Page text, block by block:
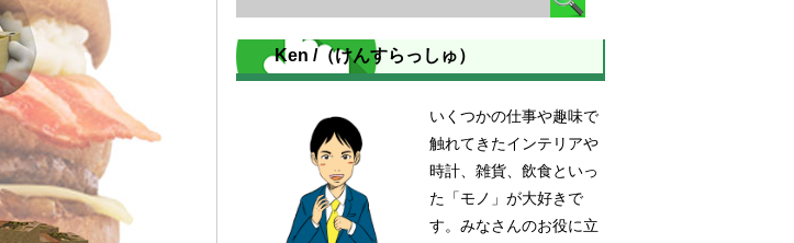
Ken /（けんすらっしゅ）
いくつかの仕事や趣味で
触れてきたインテリアや
時計、雑貨、飲食といっ
た「モノ」が大好きで
す。みなさんのお役に立